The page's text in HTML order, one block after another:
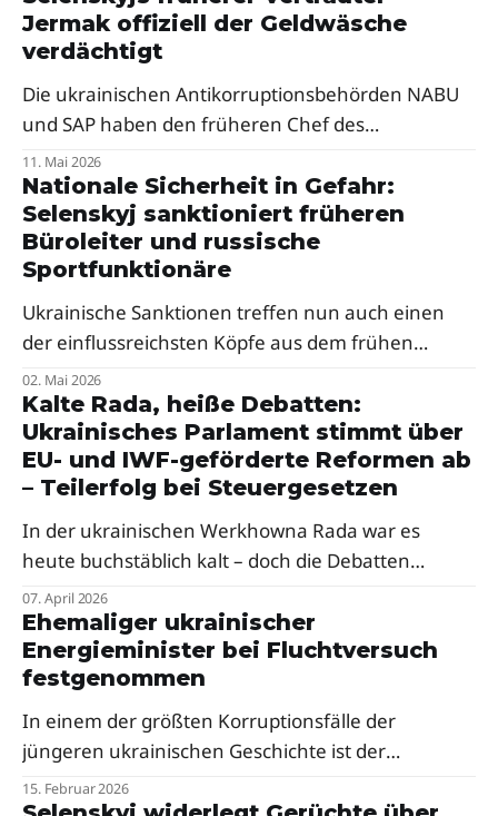
Jermak offiziell der Geldwäsche
verdächtigt
Die ukrainischen Antikorruptionsbehörden NABU
und SAP haben den früheren Chef des
Präsidentenbüros, Andrij Jermak, offiziell der
Geldwäsche verdächtigt. Der einst mächtigste
Vertraute Selenskyjs soll einer Gruppe angehört
haben, die knapp neun Millionen Euro gewaschen
hat.
11. Mai 2026
Nationale Sicherheit in Gefahr:
Selenskyj sanktioniert früheren
Büroleiter und russische
Sportfunktionäre
Ukrainische Sanktionen treffen nun auch einen
der einflussreichsten Köpfe aus dem frühen
Selenskyj-Lager: Andrij Bohdan, ehemaliger Chef
des Büros des Präsidenten, steht auf einer neuen
Sanktionsliste des Nationalen Sicherheits- und
Verteidigungsrats.
02. Mai 2026
Kalte Rada, heiße Debatten:
Ukrainisches Parlament stimmt über
EU- und IWF-geförderte Reformen ab
– Teilerfolg bei Steuergesetzen
In der ukrainischen Werkhowna Rada war es
heute buchstäblich kalt – doch die Debatten
kochten über. Das Parlament hat vier EU-konforme
Reformgesetze durchgebracht und einen
wichtigen IWF-Meilenstein beim Militärbeitrag
geschafft. Bei den Steuerpaketen gab es jedoch
Zitterpartien und Vertagungen.
07. April 2026
Ehemaliger ukrainischer
Energieminister bei Fluchtversuch
festgenommen
In einem der größten Korruptionsfälle der
jüngeren ukrainischen Geschichte ist der
ehemalige Energieminister German
15. Februar 2026